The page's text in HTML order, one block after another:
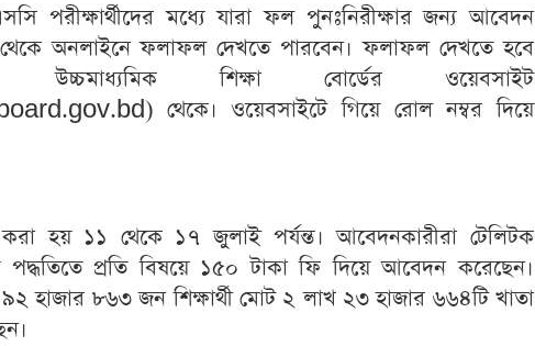
পরীক্ষার্থীদের মধ্যে যারা ফল পুনঃনিরীক্ষার জন্য আবেদন
থেকে অনলাইনে ফলাফল দেখতে পারবেন। ফলাফল দেখতে হবে
শিক্ষা বোর্ডের ওয়েবসাইট
থেকে। ওয়েবসাইটে গিয়ে রোল নম্বর দিয়ে
হয় ১১ থেকে ১৭ জুলাই পর্যন্ত। আবেদনকারীরা টেলিটক
পদ্ধতিতে প্রতি বিষয়ে ১৫০ টাকা ফি দিয়ে আবেদন করেছেন।
৯২ হাজার ৮৬৩ জন শিক্ষার্থী মোট ২ লাখ ২৩ হাজার ৬৬৪টি খাতা